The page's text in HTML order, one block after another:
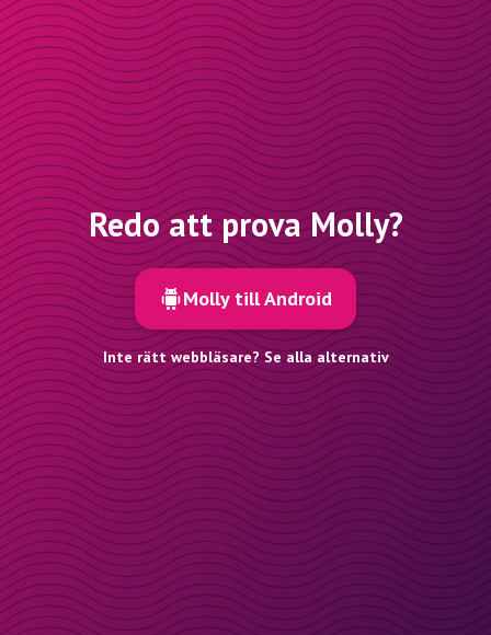
Redo att prova Molly?
Molly till Android
Inte rätt webbläsare? Se alla alternativ